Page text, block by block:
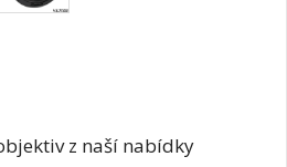
z naší nabídky